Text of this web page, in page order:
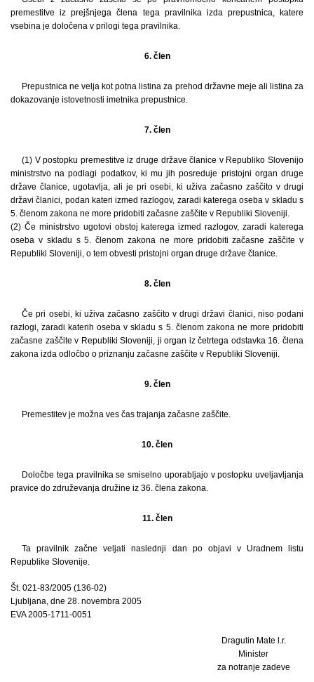
premestitve iz prejšnjega člena tega pravilnika izda prepustnica, katere
vsebina je določena v prilogi tega pravilnika.
6. člen
Prepustnica ne velja kot potna listina za prehod državne meje ali listina za
dokazovanje istovetnosti imetnika prepustnice.
7. člen
(1) V postopku premestitve iz druge države članice v Republiko Slovenijo
ministrstvo na podlagi podatkov, ki mu jih posreduje pristojni organ druge
države članice, ugotavlja, ali je pri osebi, ki uživa začasno zaščito v drugi
državi članici, podan kateri izmed razlogov, zaradi katerega oseba v skladu s
5. členom zakona ne more pridobiti začasne zaščite v Republiki Sloveniji.
(2) Če ministrstvo ugotovi obstoj katerega izmed razlogov, zaradi katerega
oseba v skladu s 5. členom zakona ne more pridobiti začasne zaščite v
Republiki Sloveniji, o tem obvesti pristojni organ druge države članice.
8. člen
Če pri osebi, ki uživa začasno zaščito v drugi državi članici, niso podani
razlogi, zaradi katerih oseba v skladu s 5. členom zakona ne more pridobiti
začasne zaščite v Republiki Sloveniji, ji organ iz četrtega odstavka 16. člena
zakona izda odločbo o priznanju začasne zaščite v Republiki Sloveniji.
9. člen
Premestitev je možna ves čas trajanja začasne zaščite.
10. člen
Določbe tega pravilnika se smiselno uporabljajo v postopku uveljavljanja
pravice do združevanja družine iz 36. člena zakona.
11. člen
Ta pravilnik začne veljati naslednji dan po objavi v Uradnem listu
Republike Slovenije.
Št. 021-83/2005 (136-02)
Ljubljana, dne 28. novembra 2005
EVA 2005-1711-0051
Dragutin Mate l.r.
Minister
za notranje zadeve